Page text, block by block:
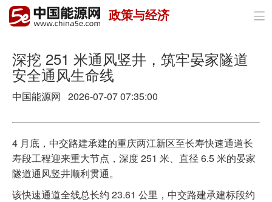
首页
政策与经济
电力
新能源
节能环保
政策与经济 
深挖 251 米通风竖井，筑牢晏家隧道
安全通风生命线
中国能源网 2026-07-07 07:35:00
4 月底，中交路建承建的重庆两江新区至长寿快速通道长
寿段工程迎来重大节点，深度 251 米、直径 6.5 米的晏家
隧道通风竖井顺利贯通。
该快速通道全线总长约 23.61 公里，中交路建承建标段约